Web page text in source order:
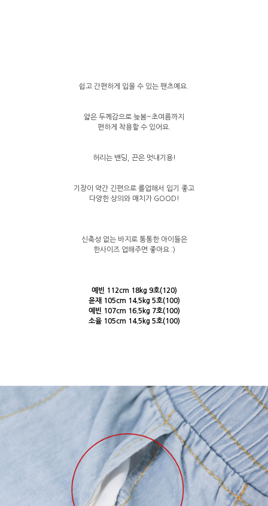
쉽고 간편하게 입을 수 있는 팬츠예요.
얇은 두께감으로 늦봄~초여름까지
편하게 착용할 수 있어요.
허리는 밴딩, 끈은 멋내기용!
기장이 약간 긴편으로 롤업해서 입기 좋고
다양한 상의와 매치가 GOOD!
신축성 없는 바지로 통통한 아이들은
한사이즈 업해주면 좋아요 :)
예빈 112cm 18kg 9호(120)
윤재 105cm 14.5kg 5호(100)
예빈 107cm 16.5kg 7호(100)
소율 105cm 14.5kg 5호(100)